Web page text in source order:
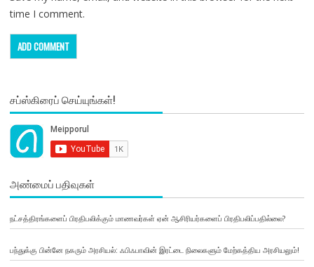
time I comment.
சப்ஸ்கிரைப் செய்யுங்கள்!
அண்மைப் பதிவுகள்
நட்சத்திரங்களைப் பிரதிபலிக்கும் மாணவர்கள் ஏன் ஆசிரியர்களைப் பிரதிபலிப்பதில்லை?
பந்துக்கு பின்னே நகரும் அரசியல்: ஃபிஃபாவின் இரட்டை நிலைகளும் மேற்கத்திய அரசியலும்!